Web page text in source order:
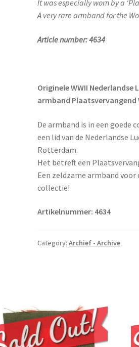
It was especially worn by a
A very rare armband for the
Article number: 4634
Originele WWII
armband
De armband is in een goede
een lid van de Nederlandse
Rotterdam.
Het betreft een
Een zeldzame armband voor
collectie!
Artikelnummer: 4634
Category:Archief - Archive